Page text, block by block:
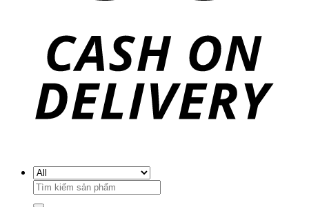
Search
for: